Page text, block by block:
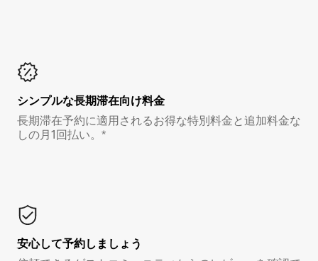
シンプルな長期滞在向け料金
長期滞在予約に適用されるお得な特別料金と追加料金な
しの月1回払い。*
安心して予約しましょう